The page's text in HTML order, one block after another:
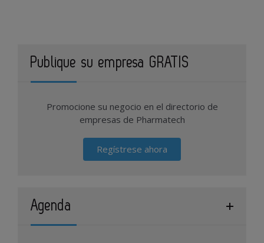
Publique su empresa GRATIS
Promocione su negocio en el directorio de
empresas de Pharmatech
Regístrese ahora
Agenda